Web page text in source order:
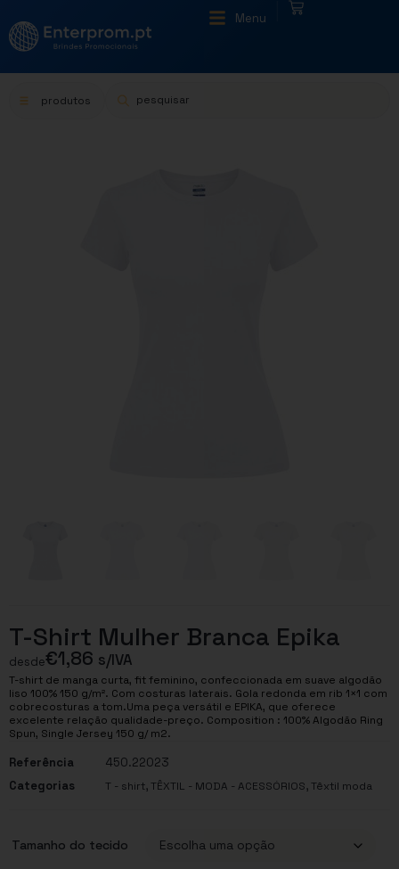
Menu
produtos
T-Shirt Mulher Branca Epika
desde€1,86 s/IVA
T-shirt de manga curta, fit feminino, confeccionada em suave algodão
liso 100% 150 g/m². Com costuras laterais. Gola redonda em rib 1×1 com
cobrecosturas a tom.Uma peça versátil e EPIKA, que oferece
excelente relação qualidade-preço. Composition : 100% Algodão Ring
Spun, Single Jersey 150 g/ m2.
Referência
450.22023
Categorias
T - shirt,TÊXTIL - MODA - ACESSÓRIOS,Têxtil moda
Tamanho do tecido